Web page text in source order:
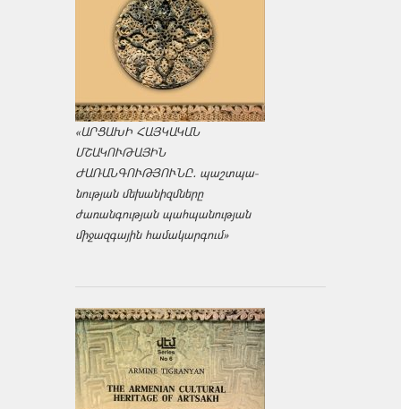
«ԱՐՑԱԽԻ ՀԱՅԿԱԿԱՆ
ՄՇԱԿՈՒԹԱՅԻՆ
ԺԱՌԱՆԳՈՒԹՅՈՒՆԸ․ պաշտպա­
նության մեխանիզմները
ժառանգության պահպանության
միջազ­գային համակարգում»